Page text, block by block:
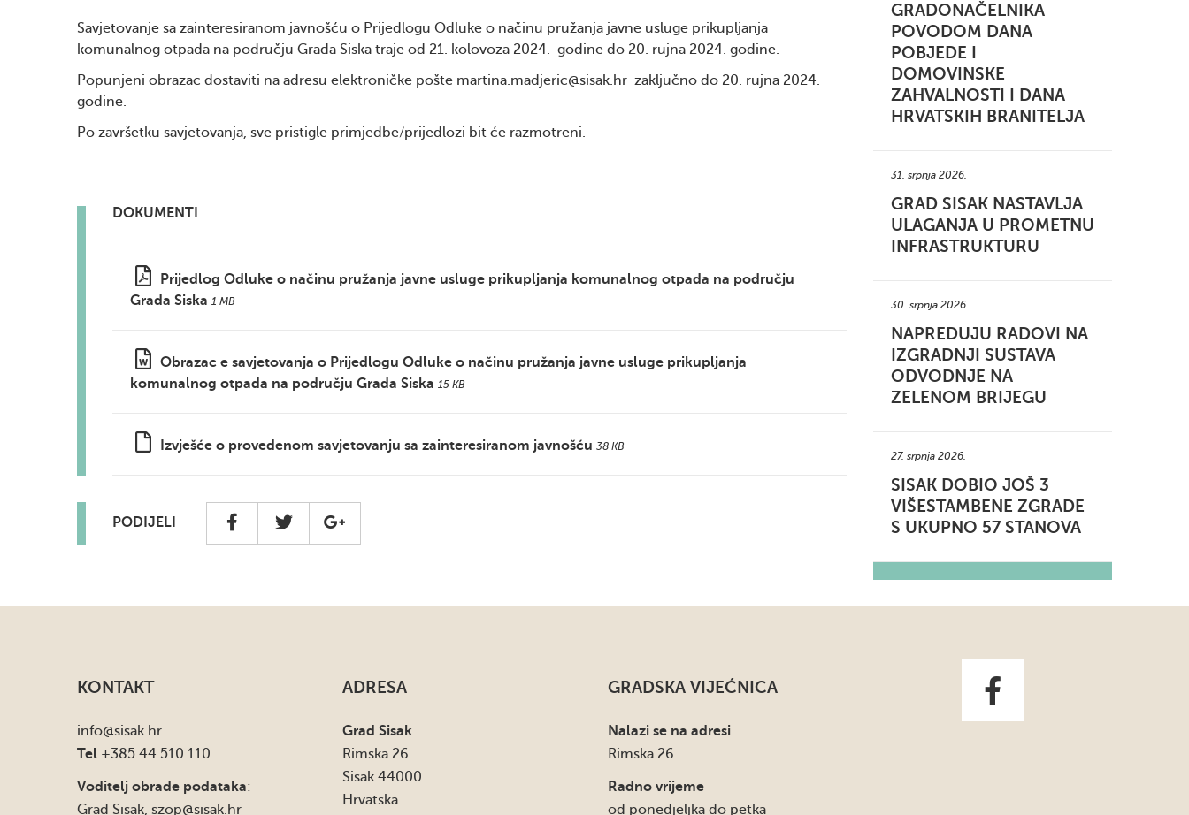
Savjetovanje sa zainteresiranom javnošću o Prijedlogu Odluke o načinu pružanja javne usluge prikupljanja
komunalnog otpada na području Grada Siska traje od 21. kolovoza 2024. godine do 20. rujna 2024. godine.
Popunjeni obrazac dostaviti na adresu elektroničke pošte martina.madjeric@sisak.hr zaključno do 20. rujna 2024.
godine.
Po završetku savjetovanja, sve pristigle primjedbe/prijedlozi bit će razmotreni.
DOKUMENTI
Prijedlog Odluke o načinu pružanja javne usluge prikupljanja komunalnog otpada na području
Grada Siska 1 MB
Obrazac e savjetovanja o Prijedlogu Odluke o načinu pružanja javne usluge prikupljanja
komunalnog otpada na području Grada Siska 15 KB
Izvješće o provedenom savjetovanju sa zainteresiranom javnošću 38 KB
PODIJELI
GRADONAČELNIKA
POVODOM DANA
POBJEDE I
DOMOVINSKE
ZAHVALNOSTI I DANA
HRVATSKIH BRANITELJA
31. srpnja 2026.
GRAD SISAK NASTAVLJA
ULAGANJA U PROMETNU
INFRASTRUKTURU
30. srpnja 2026.
NAPREDUJU RADOVI NA
IZGRADNJI SUSTAVA
ODVODNJE NA
ZELENOM BRIJEGU
27. srpnja 2026.
SISAK DOBIO JOŠ 3
VIŠESTAMBENE ZGRADE
S UKUPNO 57 STANOVA
KONTAKT
info@sisak.hr
Tel +385 44 510 110
Voditelj obrade podataka:
Grad Sisak, szop@sisak.hr
ADRESA
Grad Sisak
Rimska 26
Sisak 44000
Hrvatska
GRADSKA VIJEĆNICA
Nalazi se na adresi
Rimska 26
Radno vrijeme
od ponedjeljka do petka